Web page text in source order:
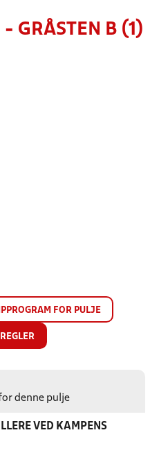
GRÅSTEN B (1)
FOR PULJE
denne pulje
VED KAMPENS